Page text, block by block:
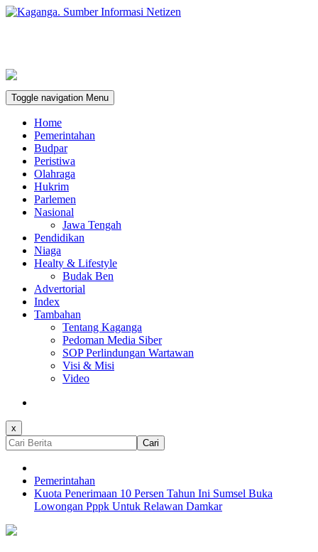
Toggle navigation Menu
Home
Pemerintahan
Budpar
Peristiwa
Olahraga
Hukrim
Parlemen
Nasional
Jawa Tengah
Pendidikan
Niaga
Healty & Lifestyle
Budak Ben
Advertorial
Index
Tambahan
Tentang Kaganga
Pedoman Media Siber
SOP Perlindungan Wartawan
Visi & Misi
Video
x
Cari
Pemerintahan
Kuota Penerimaan 10 Persen Tahun Ini Sumsel Buka
Lowongan Pppk Untuk Relawan Damkar